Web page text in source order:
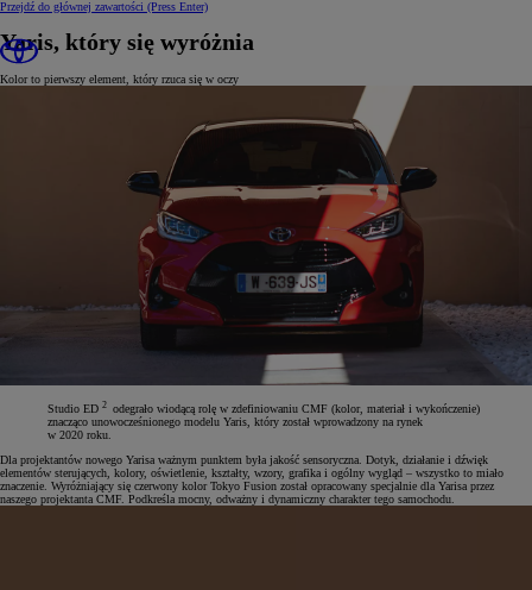
Przejdź do głównej zawartości (Press Enter)
Yaris, który się wyróżnia
Kolor to pierwszy element, który rzuca się w oczy
Studio ED 2 odegrało wiodącą rolę w zdefiniowaniu CMF (kolor, materiał i wykończenie)
znacząco unowocześnionego modelu Yaris, który został wprowadzony na rynek
w 2020 roku.
Dla projektantów nowego Yarisa ważnym punktem była jakość sensoryczna. Dotyk, działanie i dźwięk
elementów sterujących, kolory, oświetlenie, kształty, wzory, grafika i ogólny wygląd – wszystko to miało
znaczenie. Wyróżniający się czerwony kolor Tokyo Fusion został opracowany specjalnie dla Yarisa przez
naszego projektanta CMF. Podkreśla mocny, odważny i dynamiczny charakter tego samochodu.